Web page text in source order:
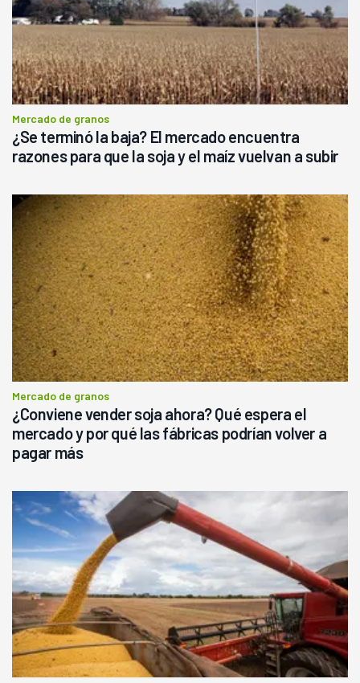
Mercado de granos
¿Se terminó la baja? El mercado encuentra
razones para que la soja y el maíz vuelvan a subir
Mercado de granos
¿Conviene vender soja ahora? Qué espera el
mercado y por qué las fábricas podrían volver a
pagar más